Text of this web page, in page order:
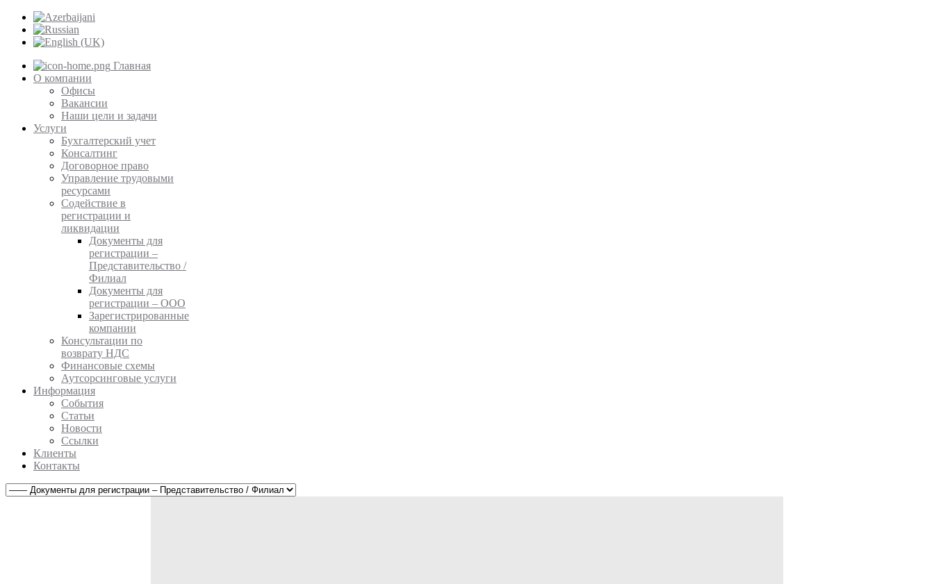
Главная
О компании
Офисы
Вакансии
Наши цели и задачи
Услуги
Бухгалтерский учет
Консалтинг
Договорное право
Управление трудовыми
ресурсами
Содействие в
регистрации и
ликвидации
Документы для
регистрации –
Представительство /
Филиал
Документы для
регистрации – ООО
Зарегистрированные
компании
Консультации по
возврату НДС
Финансовые схемы
Аутсорсинговые услуги
Информация
События
Статьи
Новости
Ссылки
Клиенты
Контакты